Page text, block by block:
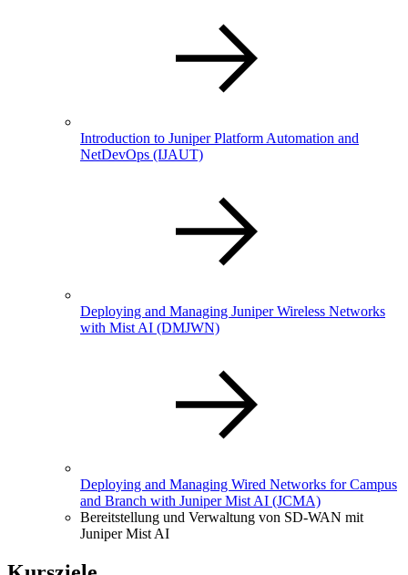
Introduction to Juniper Platform Automation and
NetDevOps (IJAUT)
Deploying and Managing Juniper Wireless Networks
with Mist AI (DMJWN)
Deploying and Managing Wired Networks for Campus
and Branch with Juniper Mist AI (JCMA)
Bereitstellung und Verwaltung von SD-WAN mit
Juniper Mist AI